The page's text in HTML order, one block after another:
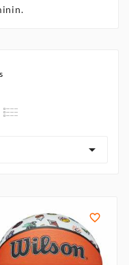

